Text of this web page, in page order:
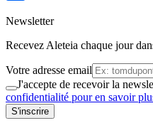
Newsletter
Recevez Aleteia chaque jour
Votre adresse email
J'accepte de recevoir la
confidentialité pour en savoir
S'inscrire